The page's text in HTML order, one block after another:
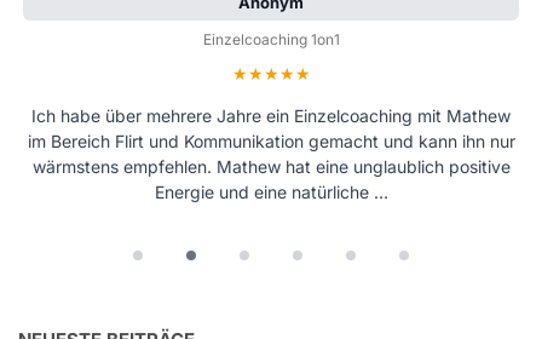
Einzelcoaching 1on1
Bewertung: 5 von 5 Sternen
Ich habe über mehrere Jahre ein Einzelcoaching mit Mathew
im Bereich Flirt und Kommunikation gemacht und kann ihn nur
wärmstens empfehlen. Mathew hat eine unglaublich positive
Energie und eine natürliche …